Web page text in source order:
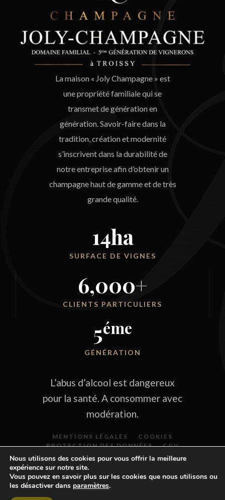
La maison « Joly Champagne » est
une propriété familiale qui se
transmet de génération en
génération. Savoir-faire dans la
tradition, création et modernité
s’inscrivent dans la durabilité de
notre entreprise afin d’obtenir un
champagne haut de gamme et de très
grande qualité.
SURFACE DE VIGNES
14ha
CLIENTS PARTICULIERS
6,000+
GÉNÉRATION
5éme
L’abus d’alcool est dangereux
pour la santé. A consommer avec
modération.
MENTIONS LÉGALES
COOKIES
PROTECTION DES DONNÉES
CGV
Nous utilisons des cookies pour vous offrir la meilleure
expérience sur notre site.
Vous pouvez en savoir plus sur les cookies que nous utilisons ou
les désactiver dans paramètres.